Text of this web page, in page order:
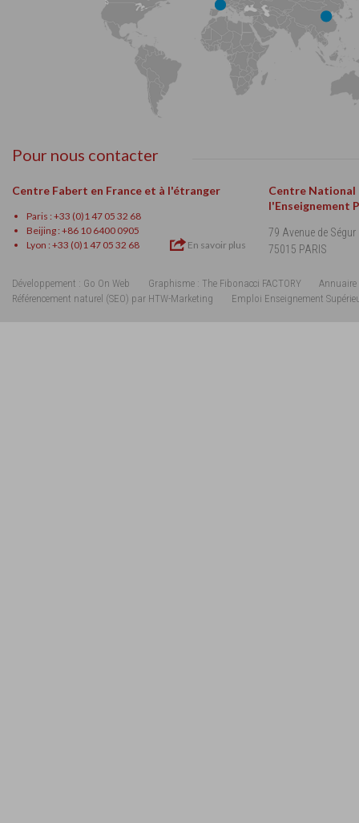
Pour nous contacter
Centre Fabert en France et à l'étranger
Paris : +33 (0)1 47 05 32 68
Beijing : +86 10 6400 0905
Lyon : +33 (0)1 47 05 32 68
En savoir plus
Centre National
l'Enseignement
79 Avenue de Ségur
75015 PARIS
Développement : Go On Web Graphisme : The Fibonacci FACTORY
Annuaire
Référencement naturel (SEO) par HTW-Marketing
Emploi Enseignement